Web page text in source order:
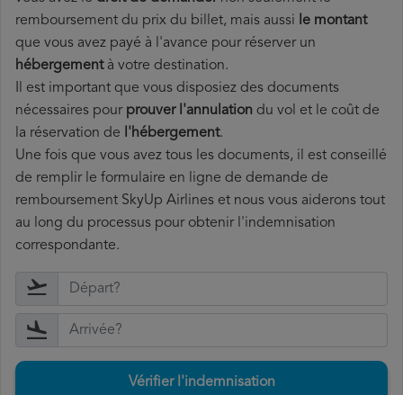
remboursement du prix du billet, mais aussi le montant
que vous avez payé à l'avance pour réserver un
hébergementà votre destination.
Il est important que vous disposiez des documents
nécessaires pour prouver l'annulation du vol et le coût de
la réservation de l'hébergement.
Une fois que vous avez tous les documents, il est conseillé
de remplir le formulaire en ligne de demande de
remboursement SkyUp Airlines et nous vous aiderons tout
au long du processus pour obtenir l'indemnisation
correspondante.
Vérifier l'indemnisation